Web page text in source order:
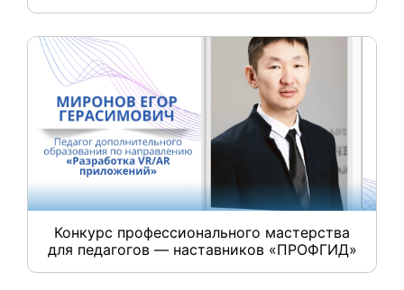
Конкурс профессионального мастерства
для педагогов — наставников «ПРОФГИД»